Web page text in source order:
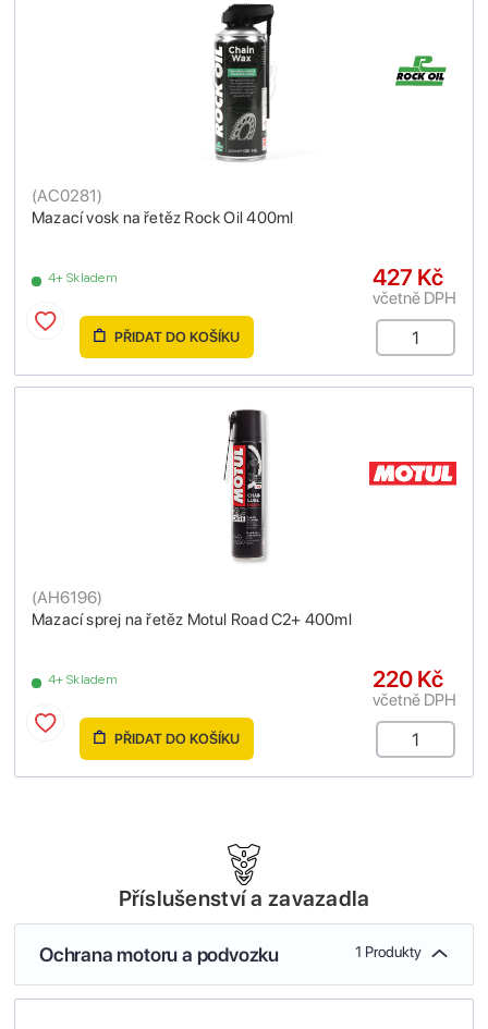
Mazací vosk na řetěz Rock Oil 400ml
(AC0281)
4+ Skladem 427 Kč
včetně DPH
PŘIDAT DO KOŠÍKU
Mazací sprej na řetěz Motul Road C2+ 400ml
(AH6196)
4+ Skladem 220 Kč
včetně DPH
PŘIDAT DO KOŠÍKU
Příslušenství a zavazadla
Ochrana motoru a podvozku 1 Produkty